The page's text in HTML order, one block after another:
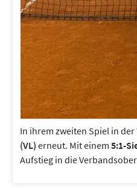
In ihrem zweiten Spiel in
(VL) erneut. Mit einem 5:1-
Aufstieg in die